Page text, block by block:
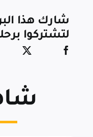
شارك هذا
لتشتركوا